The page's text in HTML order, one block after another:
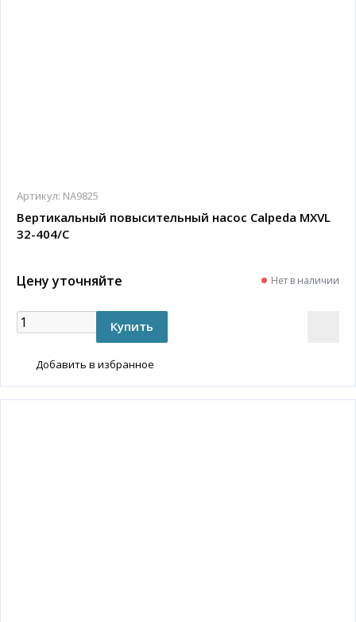
Артикул: NA9825
Вертикальный повысительный насос Calpeda MXVL
32-404/C
Цену уточняйте Нет в наличии
Добавить в избранное